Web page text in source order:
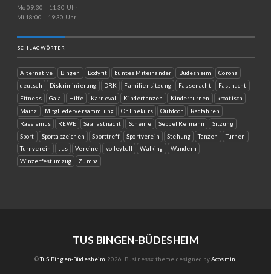
Mo 09:30 – 11:30 Uhr
Mi 18:00 – 19:30 Uhr
SCHLAGWÖRTER
Alternative Bingen Bodyfit buntes Miteinander Büdesheim
Corona
deutsch
Diskriminierung DRK Familiensitzung Fassenacht
Fastnacht
Fitness
Gala Hilfe Karneval Kindertanzen Kinderturnen
kroatisch
Mainz
Mitgliederversammlung Onlinekurs Outdoor
Radfahren
Rassismus
REWE Saalfastnacht Scheine Seppel Reimann
Sitzung
Sport
Sportabzeichen Sporttreff Sportverein Stehung Tanzen
Turnen
Turnverein
tus Vereine volleyball Walking
Wandern
Winzerfestumzug
Zumba
TUS BINGEN-BÜDESHEIM
©TuS Bingen-Büdesheim 2026. Businessx theme designed byAcosmin